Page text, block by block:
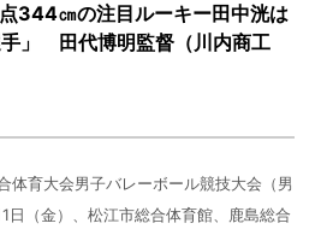
344㎝の注目ルーキー田中洸は
手」 田代博明監督（川内商工
体育大会男子バレーボール競技大会（男
1日（金）、松江市総合体育館、鹿島総合